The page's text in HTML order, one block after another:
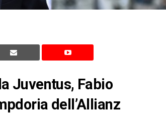
Juventus, Fabio
dell’Allianz